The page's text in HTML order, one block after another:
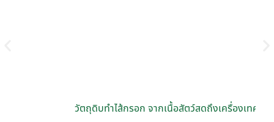
วัตถุดิบทำไส้กรอก จากเนื้อสัตว์สดถึงเครื่องเทศ อะ